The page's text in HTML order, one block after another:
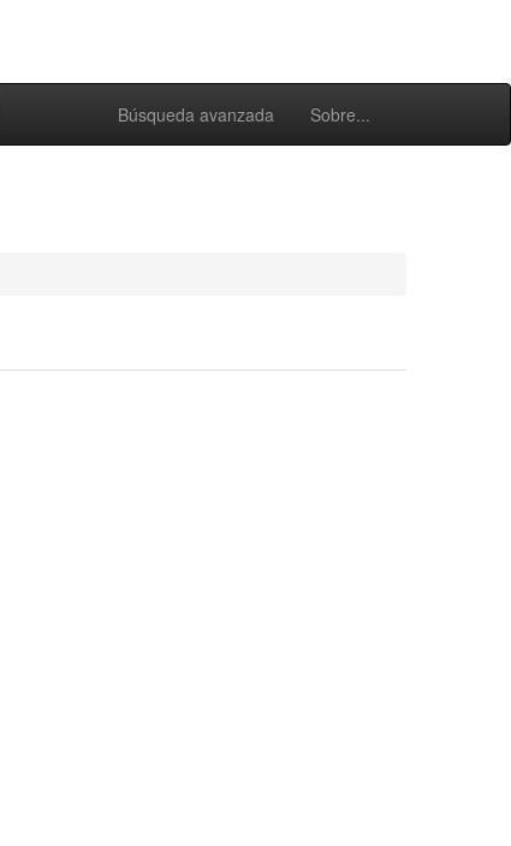
Búsqueda avanzada Sobre...